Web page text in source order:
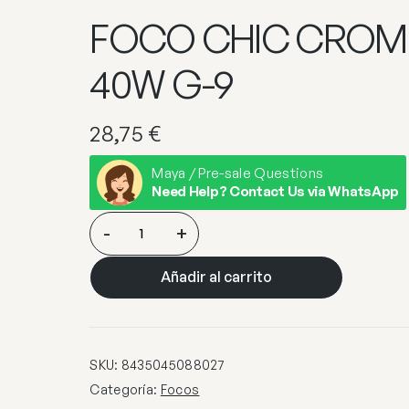
FOCO CHIC
40W G-9
28,75 €
Maya / Pre-sale Questions
Need Help? Contact Us via WhatsApp
FOCO
CHIC
CROMO
1
G-
9
- +
Añadir al carrito
SKU: 8435045088027
Categoría: Focos